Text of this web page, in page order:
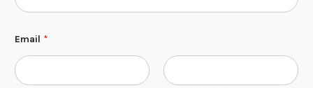
Email *